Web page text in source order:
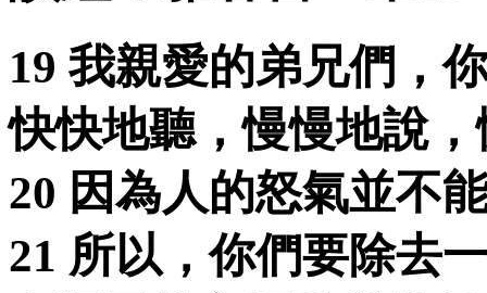
19 我親愛的弟兄們，
快快地聽，慢慢地說
20 因為人的怒氣並不
21 所以，你們要除去